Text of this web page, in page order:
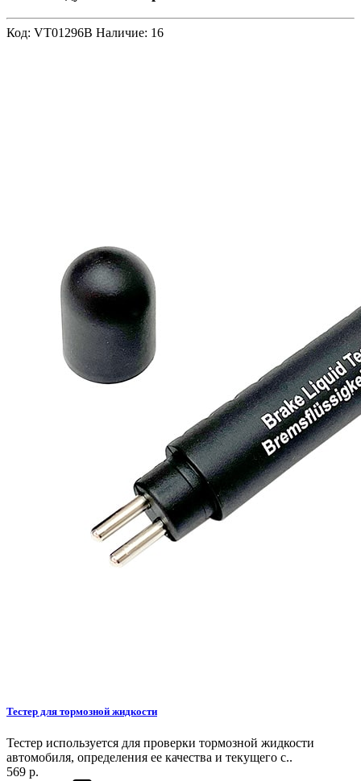
Код: VT01296B Наличие: 16
Тестер для тормозной жидкости
Тестер используется для проверки тормозной жидкости
автомобиля, определения ее качества и текущего с..
569 р.